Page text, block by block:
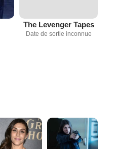
The Levenger Tapes
Date de sortie inconnue